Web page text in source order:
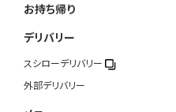
お持ち帰り
デリバリー
スシローデリバリー
外部デリバリー